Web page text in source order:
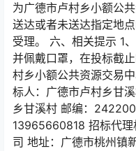
为广德市卢村乡小额公
送达或者未送达指定地
受理。 六、相关提示 1
并佩戴口罩，在投标截
村乡小额公共资源交易
标人：广德市卢村乡甘
乡甘溪村 邮编：242200
13965660818 招标代理
司 地址：广德市桃州镇